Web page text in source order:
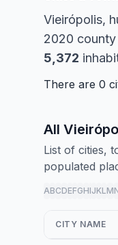
Vieirópolis,
2020
5,372
There are 0
All
List of cities,
populated
ABCDEFGHIJKLM
CITY NAME